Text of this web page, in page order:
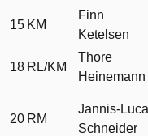
15 KM
Finn
Ketelsen
18 RL/KM
Thore
Heinemann
20 RM
Jannis-Luca
Schneider